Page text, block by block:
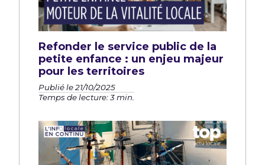
Refonder le service public de la
petite enfance : un enjeu majeur
pour les territoires
Publié le 21/10/2025
Temps de lecture: 3 min.